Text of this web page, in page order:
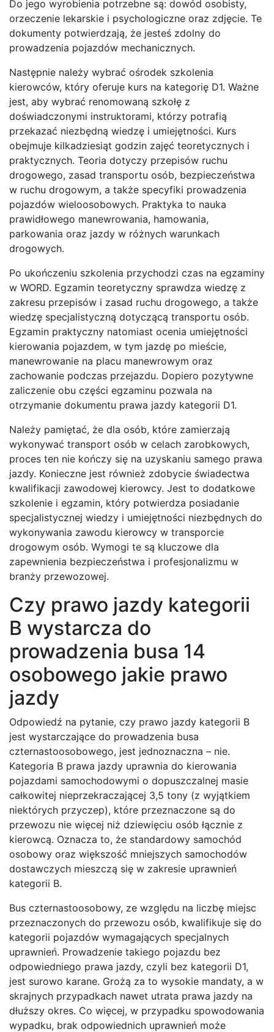
Do jego wyrobienia potrzebne są: dowód osobisty,
orzeczenie lekarskie i psychologiczne oraz zdjęcie. Te
dokumenty potwierdzają, że jesteś zdolny do
prowadzenia pojazdów mechanicznych.
Następnie należy wybrać ośrodek szkolenia
kierowców, który oferuje kurs na kategorię D1. Ważne
jest, aby wybrać renomowaną szkołę z
doświadczonymi instruktorami, którzy potrafią
przekazać niezbędną wiedzę i umiejętności. Kurs
obejmuje kilkadziesiąt godzin zajęć teoretycznych i
praktycznych. Teoria dotyczy przepisów ruchu
drogowego, zasad transportu osób, bezpieczeństwa
w ruchu drogowym, a także specyfiki prowadzenia
pojazdów wieloosobowych. Praktyka to nauka
prawidłowego manewrowania, hamowania,
parkowania oraz jazdy w różnych warunkach
drogowych.
Po ukończeniu szkolenia przychodzi czas na egzaminy
w WORD. Egzamin teoretyczny sprawdza wiedzę z
zakresu przepisów i zasad ruchu drogowego, a także
wiedzę specjalistyczną dotyczącą transportu osób.
Egzamin praktyczny natomiast ocenia umiejętności
kierowania pojazdem, w tym jazdę po mieście,
manewrowanie na placu manewrowym oraz
zachowanie podczas przejazdu. Dopiero pozytywne
zaliczenie obu części egzaminu pozwala na
otrzymanie dokumentu prawa jazdy kategorii D1.
Należy pamiętać, że dla osób, które zamierzają
wykonywać transport osób w celach zarobkowych,
proces ten nie kończy się na uzyskaniu samego prawa
jazdy. Konieczne jest również zdobycie świadectwa
kwalifikacji zawodowej kierowcy. Jest to dodatkowe
szkolenie i egzamin, który potwierdza posiadanie
specjalistycznej wiedzy i umiejętności niezbędnych do
wykonywania zawodu kierowcy w transporcie
drogowym osób. Wymogi te są kluczowe dla
zapewnienia bezpieczeństwa i profesjonalizmu w
branży przewozowej.
Czy prawo jazdy kategorii
B wystarcza do
prowadzenia busa 14
osobowego jakie prawo
jazdy
Odpowiedź na pytanie, czy prawo jazdy kategorii B
jest wystarczające do prowadzenia busa
czternastoosobowego, jest jednoznaczna – nie.
Kategoria B prawa jazdy uprawnia do kierowania
pojazdami samochodowymi o dopuszczalnej masie
całkowitej nieprzekraczającej 3,5 tony (z wyjątkiem
niektórych przyczep), które przeznaczone są do
przewozu nie więcej niż dziewięciu osób łącznie z
kierowcą. Oznacza to, że standardowy samochód
osobowy oraz większość mniejszych samochodów
dostawczych mieszczą się w zakresie uprawnień
kategorii B.
Bus czternastoosobowy, ze względu na liczbę miejsc
przeznaczonych do przewozu osób, kwalifikuje się do
kategorii pojazdów wymagających specjalnych
uprawnień. Prowadzenie takiego pojazdu bez
odpowiedniego prawa jazdy, czyli bez kategorii D1,
jest surowo karane. Grożą za to wysokie mandaty, a w
skrajnych przypadkach nawet utrata prawa jazdy na
dłuższy okres. Co więcej, w przypadku spowodowania
wypadku, brak odpowiednich uprawnień może